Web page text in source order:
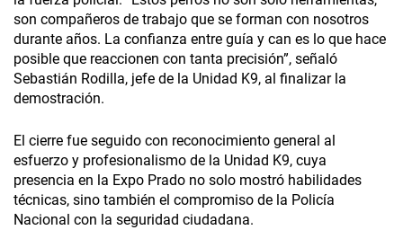
son compañeros de trabajo que se forman con nosotros
durante años. La confianza entre guía y can es lo que hace
posible que reaccionen con tanta precisión”, señaló
Sebastián Rodilla, jefe de la Unidad K9, al finalizar la
demostración.
El cierre fue seguido con reconocimiento general al
esfuerzo y profesionalismo de la Unidad K9, cuya
presencia en la Expo Prado no solo mostró habilidades
técnicas, sino también el compromiso de la Policía
Nacional con la seguridad ciudadana.